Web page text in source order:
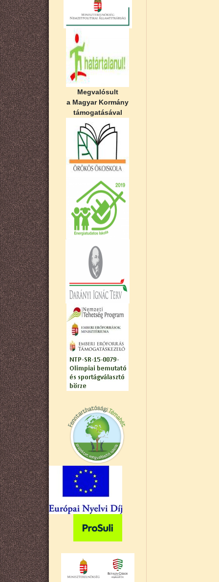
Megvalósult
a Magyar Kormány
támogatásával